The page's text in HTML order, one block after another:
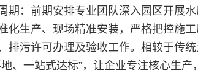
期：前期安排专业团队深入园区开展
化生产、现场精准安装，严格把控施
排污许可办理及验收工作。相较于传
、一站式达标”，让企业专注核心生产